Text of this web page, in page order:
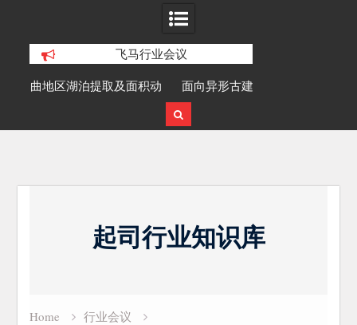
飞马行业会议
面向异形古建筑的空地多源数据融合精
细化三维重建研究
起司行业知识库
Home
行业会议